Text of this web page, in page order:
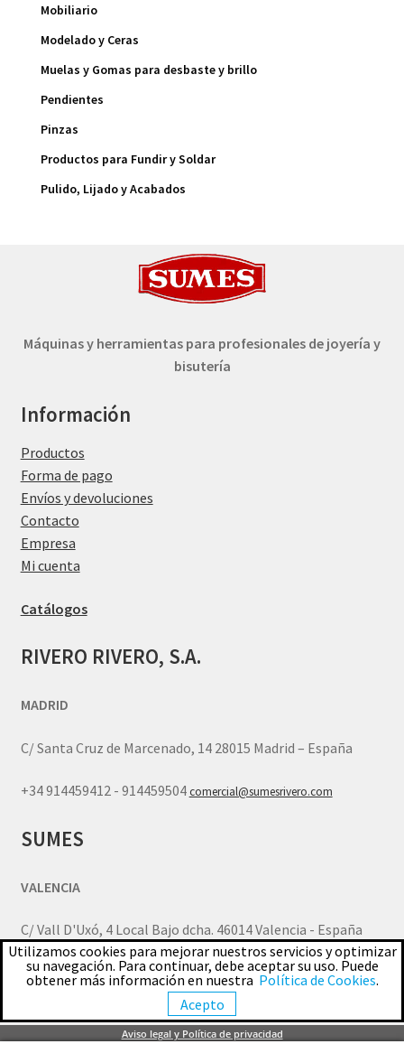
Mobiliario
Modelado y Ceras
Muelas y Gomas para desbaste y brillo
Pendientes
Pinzas
Productos para Fundir y Soldar
Pulido, Lijado y Acabados
Máquinas y herramientas para profesionales de joyería y
bisutería
Información
Productos
Forma de pago
Envíos y devoluciones
Contacto
Empresa
Mi cuenta
Catálogos
RIVERO RIVERO, S.A.
MADRID
C/ Santa Cruz de Marcenado, 14 28015 Madrid – España
+34 914459412 - 914459504comercial@sumesrivero.com
SUMES
VALENCIA
C/ Vall D'Uxó, 4 Local Bajo dcha. 46014 Valencia - España
+34 963770805comercial.valencia@sumesrivero.com
© SUMES - MAQUINARIA Y HERRAMIENTA JOYERIA 2026
Aviso legal y Política de privacidad
Utilizamos cookies para mejorar nuestros servicios y optimizar
su navegación. Para continuar, debe aceptar su uso. Puede
obtener más información en nuestra Política de Cookies.
Acepto